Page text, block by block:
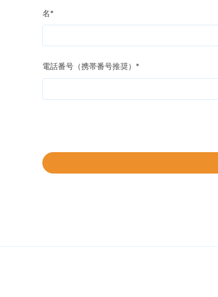
名*
電話番号（携帯番号推奨） *